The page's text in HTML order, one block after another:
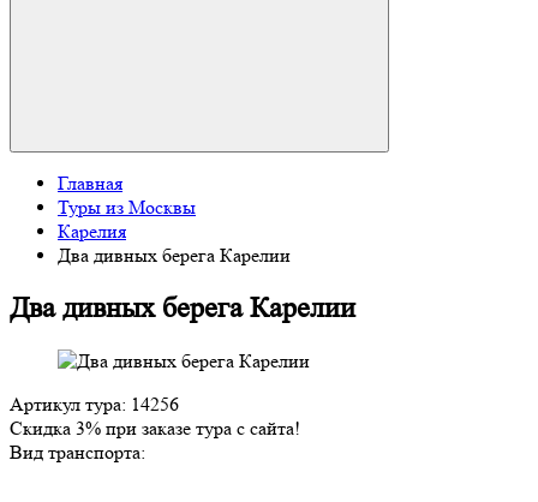
Главная
Туры из Москвы
Карелия
Два дивных берега Карелии
Два дивных берега Карелии
Артикул тура: 14256
Скидка 3% при заказе тура с сайта!
Вид транспорта: